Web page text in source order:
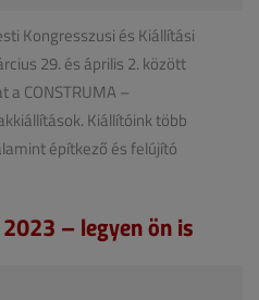
Kongresszusi és Kiállítási
29. és április 2. között
a CONSTRUMA –
Kiállítóink több
építkező és felújító
2023 – legyen ön is